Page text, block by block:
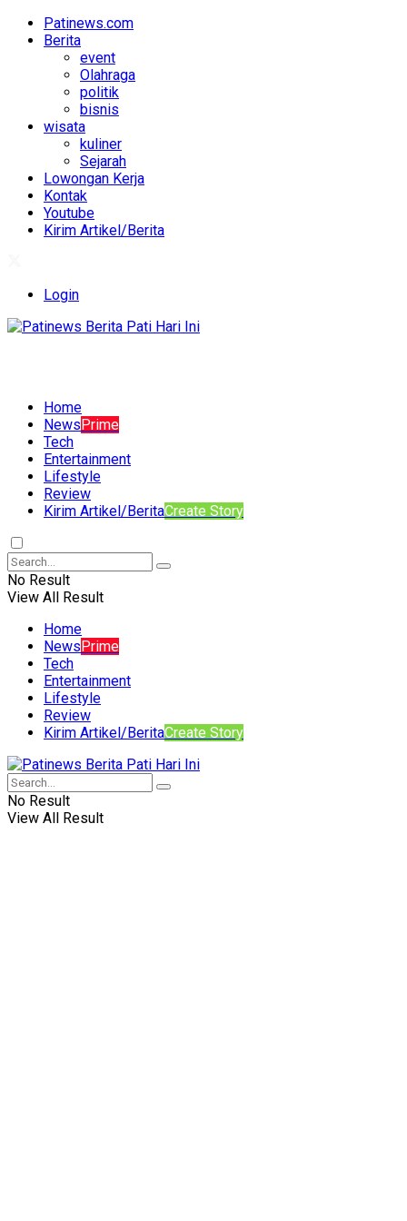
Patinews.com
Berita
event
Olahraga
politik
bisnis
wisata
kuliner
Sejarah
Lowongan Kerja
Kontak
Youtube
Kirim Artikel/Berita
Login
Home
NewsPrime
Tech
Entertainment
Lifestyle
Review
Kirim Artikel/BeritaCreate Story
No Result
View All Result
Home
NewsPrime
Tech
Entertainment
Lifestyle
Review
Kirim Artikel/BeritaCreate Story
No Result
View All Result